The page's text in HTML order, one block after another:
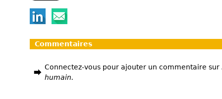
Commentaires
Connectez-vous pour ajouter un commentaire sur
humain.